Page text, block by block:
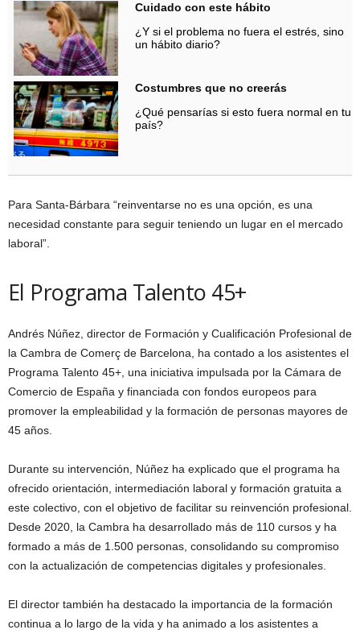
Cuidado con este hábito
¿Y si el problema no fuera el estrés, sino
un hábito diario?
Costumbres que no creerás
¿Qué pensarías si esto fuera normal en tu
país?
Para Santa-Bárbara “reinventarse no es una opción, es una
necesidad constante para seguir teniendo un lugar en el mercado
laboral”.
El Programa Talento 45+
Andrés Núñez, director de Formación y Cualificación Profesional de
la Cambra de Comerç de Barcelona, ha contado a los asistentes el
Programa Talento 45+, una iniciativa impulsada por la Cámara de
Comercio de España y financiada con fondos europeos para
promover la empleabilidad y la formación de personas mayores de
45 años.
Durante su intervención, Núñez ha explicado que el programa ha
ofrecido orientación, intermediación laboral y formación gratuita a
este colectivo, con el objetivo de facilitar su reinvención profesional.
Desde 2020, la Cambra ha desarrollado más de 110 cursos y ha
formado a más de 1.500 personas, consolidando su compromiso
con la actualización de competencias digitales y profesionales.
El director también ha destacado la importancia de la formación
continua a lo largo de la vida y ha animado a los asistentes a